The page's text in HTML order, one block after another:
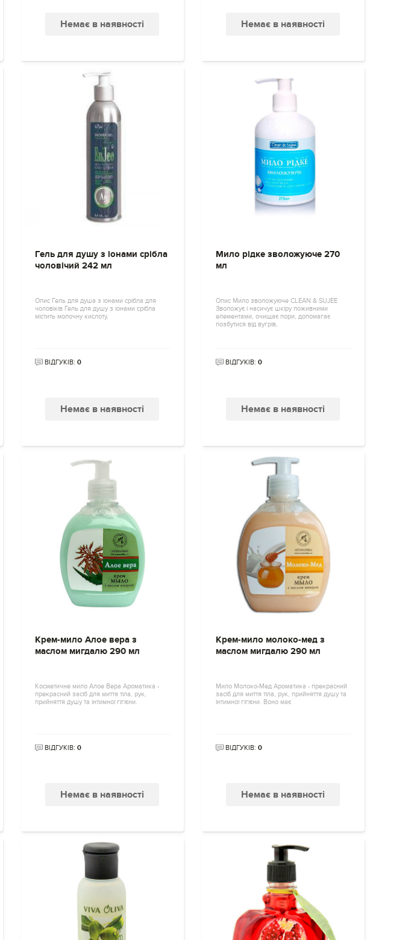
Немає в наявності Немає в наявності
Гель для душу з іонами срібла
чоловічий 242 мл
Опис Гель для душа з іонами срібла для
чоловіків Гель для душу з іонами срібла
містить молочну кислоту,
ВІДГУКІВ: 0
Немає в наявності
Мило рідке зволожуюче 270
мл
Опис Мило зволожуюче CLEAN & SUJEE
Зволожує і насичує шкіру поживними
елементами, очищає пори, допомагає
позбутися від вугрів,
ВІДГУКІВ: 0
Немає в наявності
Крем-мило Алое вера з
маслом мигдалю 290 мл
Косметичне мило Алое Вера Ароматика -
прекрасний засіб для миття тіла, рук,
прийняття душу та інтимної гігієни.
ВІДГУКІВ: 0
Немає в наявності
Крем-мило молоко-мед з
маслом мигдалю 290 мл
Мило Молоко-Мед Ароматика - прекрасний
засіб для миття тіла, рук, прийняття душу та
інтимної гігієни. Воно має
ВІДГУКІВ: 0
Немає в наявності